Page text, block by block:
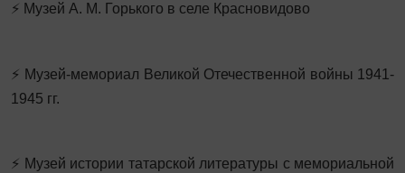
⚡ Музей А. М. Горького в селе Красновидово
⚡ Музей-мемориал Великой Отечественной войны 1941-
1945 гг.
⚡ Музей истории татарской литературы с мемориальной